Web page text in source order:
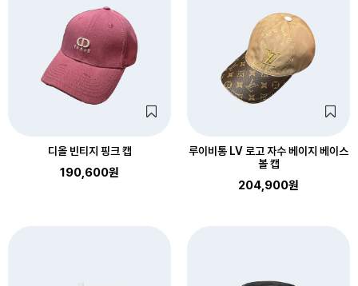
디올 빈티지 핑크 캡
190,600원
루이비통 LV 로고 자수 베이지 베이스
볼 캡
204,900원